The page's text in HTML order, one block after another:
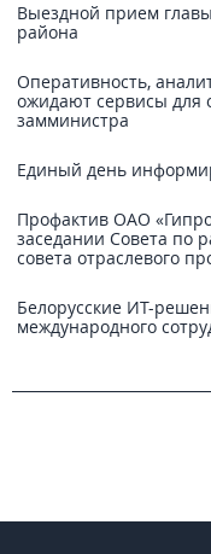
Выездной прием
района
Оперативность,
ожидают сервисы для
замминистра
Единый день
Профактив ОАО
заседании Совета по
совета отраслевого
Белорусские ИТ-
международного